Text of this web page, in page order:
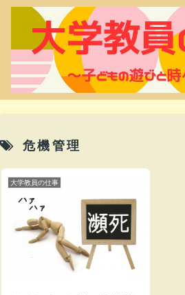
危機管理
大学教員の仕事